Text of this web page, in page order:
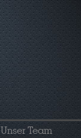
Unser Team